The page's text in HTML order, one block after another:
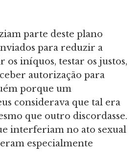
parte deste plano
para reduzir a
os iníquos, testar os justos,
autorização para
porque um
considerava que tal era
que outro discordasse.
interferiam no ato sexual
especialmente